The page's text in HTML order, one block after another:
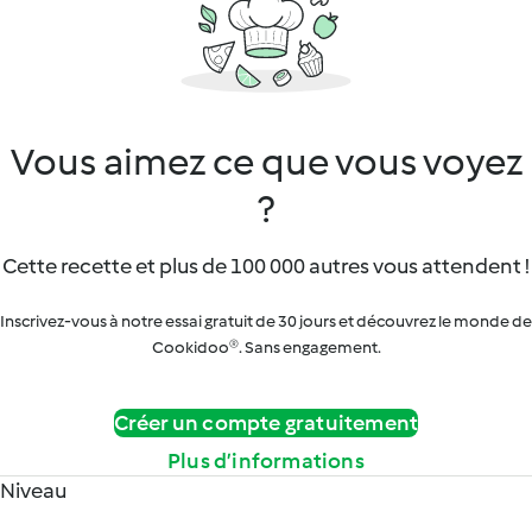
Vous aimez ce que vous voyez
?
Cette recette et plus de 100 000 autres vous attendent !
Inscrivez-vous à notre essai gratuit de 30 jours et découvrez le monde de
Cookidoo®. Sans engagement.
Créer un compte gratuitement
Plus d’informations
Niveau